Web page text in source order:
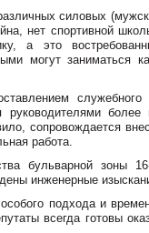
силовых
нет спортивной
а это
могут заниматься
более
сопровождается
работа.
бульварной зоны
инженерные
подхода и
всегда готовы